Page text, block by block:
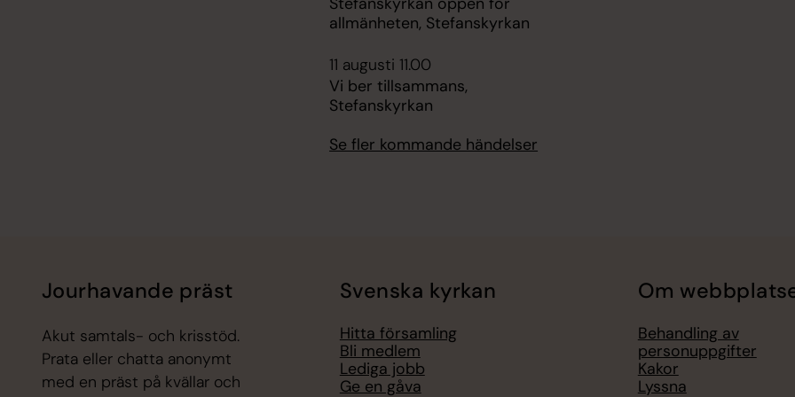
allmänheten, Stefanskyrkan
11 augusti 11.00
Vi ber tillsammans,
Stefanskyrkan
Se fler kommande händelser
Jourhavande präst
Akut samtals- och krisstöd.
Prata eller chatta anonymt
med en präst på kvällar och
Svenska kyrkan
Hitta församling
Bli medlem
Lediga jobb
Ge en gåva
Om
Behandling av
personuppgifter
Kakor
Lyssna